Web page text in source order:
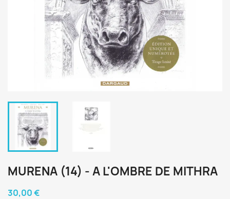
MURENA (14) - A L'OMBRE DE MITHRA
30,00 €